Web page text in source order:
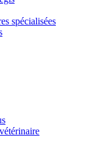
spécialisées